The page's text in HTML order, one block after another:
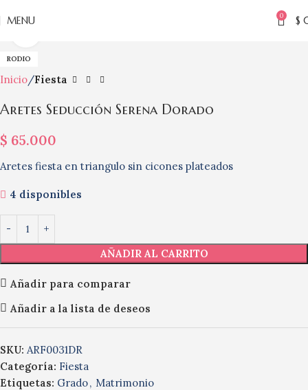
MENU 0 $
RODIO
Inicio Fiesta
Aretes Seducción Serena Dorado
$ 65.000
Aretes fiesta en triangulo sin cicones plateados
4 disponibles
AÑADIR AL CARRITO
Añadir para comparar
Añadir a la lista de deseos
SKU: ARF0031DR
Categoría: Fiesta
Etiquetas: Grado, Matrimonio